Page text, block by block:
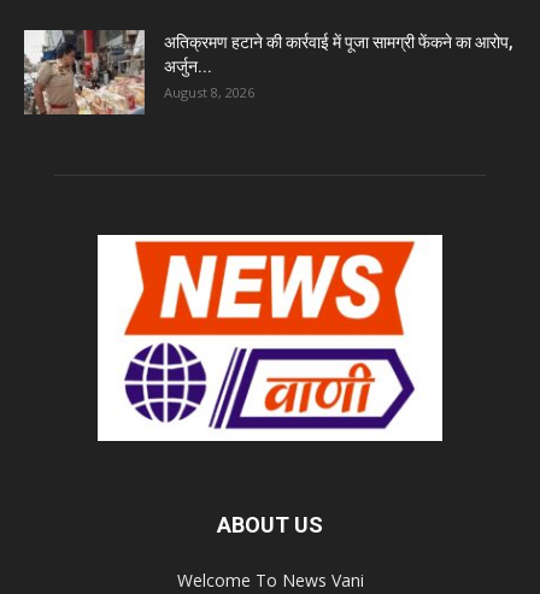
अतिक्रमण हटाने की कार्रवाई में पूजा सामग्री फेंकने का आरोप,
अर्जुन...
August 8, 2026
ABOUT US
Welcome To News Vani